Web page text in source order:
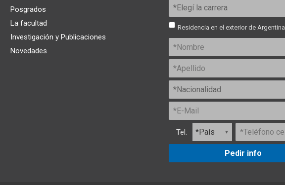
Posgrados
La facultad
Investigación y Publicaciones
Novedades
Residencia en el exterior de Argentina
Tel.
Pedir info